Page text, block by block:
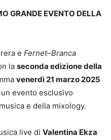
GRANDE EVENTO DELLA
e Fernet–Branca
la seconda edizione della
venerdì 21 marzo 2025
un evento esclusivo
e della mixology.
live di Valentina Ekza